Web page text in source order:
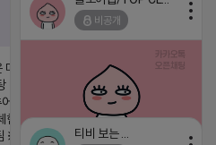
2026-04-18 17:12
장과, 프
맛집 10
탕에서
험메뉴※
※모집기
비공개